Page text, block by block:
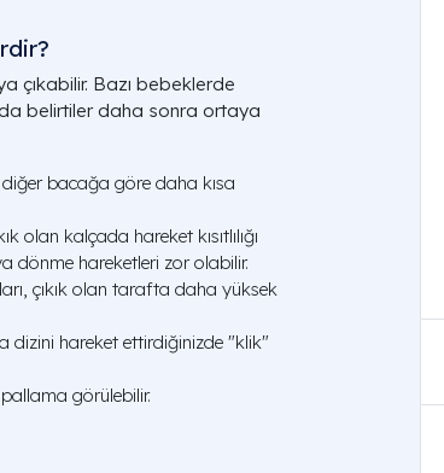
çıkabilir. Bazı bebeklerde
belirtiler daha sonra ortaya
diğer bacağa göre daha kısa
olan kalçada hareket kısıtlılığı
dönme hareketleri zor olabilir.
çıkık olan tarafta daha yüksek
dizini hareket ettirdiğinizde "klik"
görülebilir.